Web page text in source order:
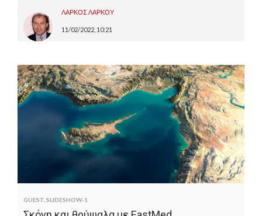
ΛΑΡΚΟΣ ΛΑΡΚΟΥ
11/02/2022, 10:21
GUEST SLIDESHOW-1